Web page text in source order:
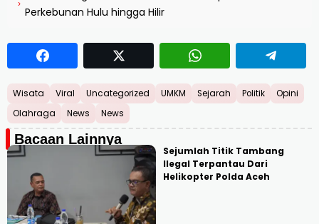
›
Perkebunan Hulu hingga Hilir
Wisata Viral Uncategorized UMKM Sejarah Politik
Opini
Olahraga
News News
Bacaan Lainnya
Sejumlah Titik Tambang
Ilegal Terpantau Dari
Helikopter Polda Aceh